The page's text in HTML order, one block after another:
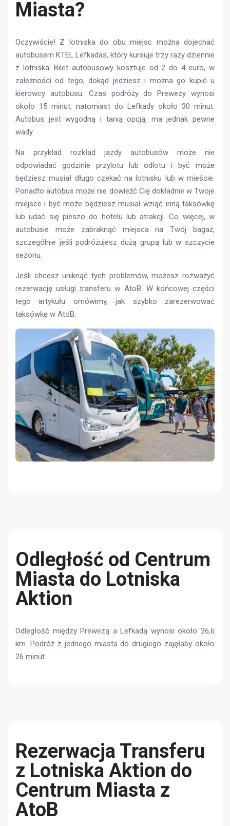
Miasta?
Oczywiście! Z lotniska do obu miejsc można dojechać
autobusem KTEL Lefkadas, który kursuje trzy razy dziennie
z lotniska. Bilet autobusowy kosztuje od 2 do 4 euro, w
zależności od tego, dokąd jedziesz i można go kupić u
kierowcy autobusu. Czas podróży do Prewezy wynosi
około 15 minut, natomiast do Lefkady około 30 minut.
Autobus jest wygodną i tanią opcją, ma jednak pewne
wady.
Na przykład rozkład jazdy autobusów może nie
odpowiadać godzinie przylotu lub odlotu i być może
będziesz musiał długo czekać na lotnisku lub w mieście.
Ponadto autobus może nie dowieźć Cię dokładnie w Twoje
miejsce i być może będziesz musiał wziąć inną taksówkę
lub udać się pieszo do hotelu lub atrakcji. Co więcej, w
autobusie może zabraknąć miejsca na Twój bagaż,
szczególnie jeśli podróżujesz dużą grupą lub w szczycie
sezonu.
Jeśli chcesz uniknąć tych problemów, możesz rozważyć
rezerwację usługi transferu w AtoB. W końcowej części
tego artykułu omówimy, jak szybko zarezerwować
taksówkę w AtoB.
Odległość od Centrum
Miasta do Lotniska
Aktion
Odległość między Prewezą a Lefkadą wynosi około 26,6
km. Podróż z jednego miasta do drugiego zajęłaby około
26 minut.
Rezerwacja Transferu
z Lotniska Aktion do
Centrum Miasta z
AtoB